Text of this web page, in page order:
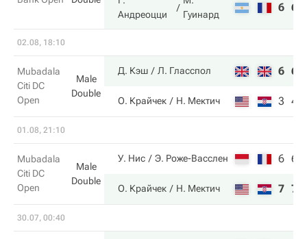
Андреоцци
Гуинард
6 6
02.08, 18:10
Mubadala
Citi DC
Open
Male
Double
Д. Кэш Л. Гласспол 6 6
О. Крайчек Н. Мектич 3 4
01.08, 21:10
Mubadala
Citi DC
Open
Male
Double
У. Нис Э. Роже-Васслен 6 6
О. Крайчек Н. Мектич 7 7
30.07, 00:40